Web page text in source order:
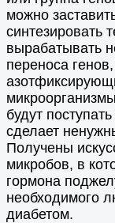
можно
синтезировать
вырабатывать
переноса
будут
сделает
Получены
микробов, в
гормона
необходимого
диабетом.